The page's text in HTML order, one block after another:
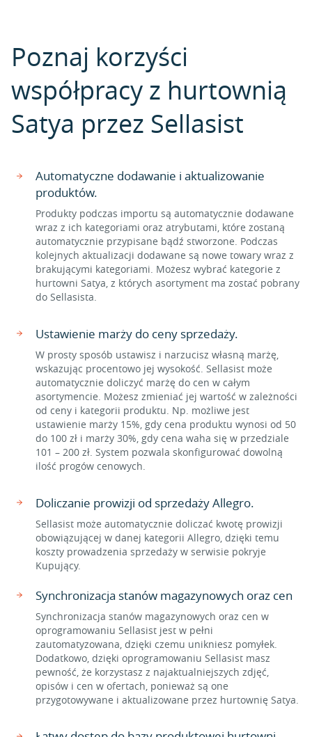
Poznaj korzyści
współpracy z hurtownią
Satya przez Sellasist
Automatyczne dodawanie i aktualizowanie
produktów.
Produkty podczas importu są automatycznie dodawane
wraz z ich kategoriami oraz atrybutami, które zostaną
automatycznie przypisane bądź stworzone. Podczas
kolejnych aktualizacji dodawane są nowe towary wraz z
brakującymi kategoriami. Możesz wybrać kategorie z
hurtowni Satya, z których asortyment ma zostać pobrany
do Sellasista.
Ustawienie marży do ceny sprzedaży.
W prosty sposób ustawisz i narzucisz własną marżę,
wskazując procentowo jej wysokość. Sellasist może
automatycznie doliczyć marżę do cen w całym
asortymencie. Możesz zmieniać jej wartość w zależności
od ceny i kategorii produktu. Np. możliwe jest
ustawienie marży 15%, gdy cena produktu wynosi od 50
do 100 zł i marży 30%, gdy cena waha się w przedziale
101 – 200 zł. System pozwala skonfigurować dowolną
ilość progów cenowych.
Doliczanie prowizji od sprzedaży Allegro.
Sellasist może automatycznie doliczać kwotę prowizji
obowiązującej w danej kategorii Allegro, dzięki temu
koszty prowadzenia sprzedaży w serwisie pokryje
Kupujący.
Synchronizacja stanów magazynowych oraz cen
Synchronizacja stanów magazynowych oraz cen w
oprogramowaniu Sellasist jest w pełni
zautomatyzowana, dzięki czemu unikniesz pomyłek.
Dodatkowo, dzięki oprogramowaniu Sellasist masz
pewność, że korzystasz z najaktualniejszych zdjęć,
opisów i cen w ofertach, ponieważ są one
przygotowywane i aktualizowane przez hurtownię Satya.